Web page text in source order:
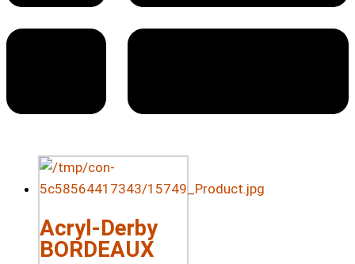
Acryl-Derby
BORDEAUX